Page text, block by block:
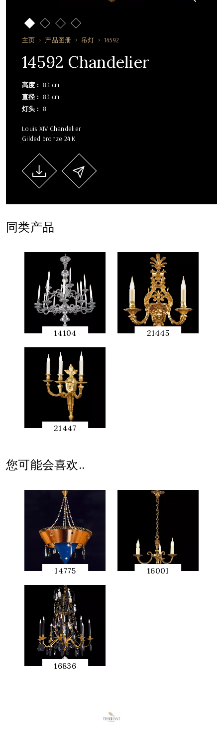
主页 产品图册 吊灯 14592
14592 Chandelier
高度
83 cm
直径
83 cm
灯头
8
Louis XIV Chandelier
Gilded bronze 24 K
同类产品
14104
快速预
览
21445
21447
您可能会喜欢..
14775
快速预
览
16001
16836